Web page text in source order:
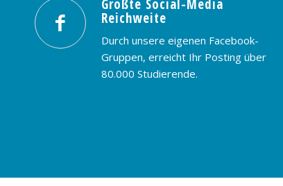
Größte Social-Media
Reichweite
Durch unsere eigenen Facebook-
Gruppen, erreicht Ihr Posting über
80.000 Studierende.